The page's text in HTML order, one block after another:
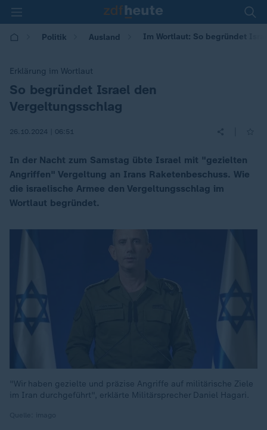
Politik Ausland Im Wortlaut: So begründet
Erklärung im Wortlaut
:
So begründet Israel den
Vergeltungsschlag
26.10.2024 | 06:51
In der Nacht zum Samstag übte Israel mit "gezielten
Angriffen" Vergeltung an Irans Raketenbeschuss. Wie
die israelische Armee den Vergeltungsschlag im
Wortlaut begründet.
"Wir haben gezielte und präzise Angriffe auf militärische Ziele
im Iran durchgeführt", erklärte Militärsprecher Daniel Hagari.